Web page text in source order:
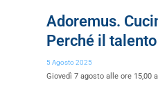
Adoremus.
Perché il
5 Agosto 2025
Giovedì 7 agosto alle ore 15,00